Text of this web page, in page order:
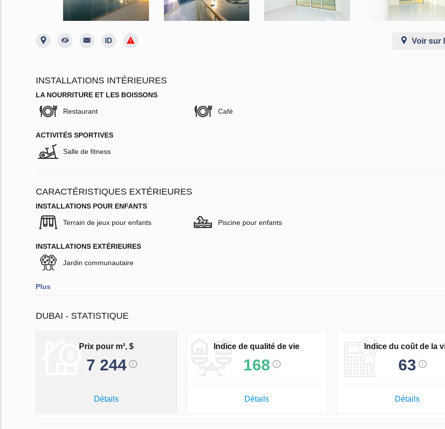
Voir sur
INSTALLATIONS INTÉRIEURES
LA NOURRITURE ET LES BOISSONS
Restaurant Café
ACTIVITÉS SPORTIVES
Salle de fitness
CARACTÉRISTIQUES EXTÉRIEURES
INSTALLATIONS POUR ENFANTS
Terrain de jeux pour enfants Piscine pour enfants
INSTALLATIONS EXTÉRIEURES
Jardin communautaire
Plus
DUBAI - STATISTIQUE
Prix pour m², $
7 244
Détails
Indice de qualité de vie
168
Détails
Indice du coût de la
63
Détails